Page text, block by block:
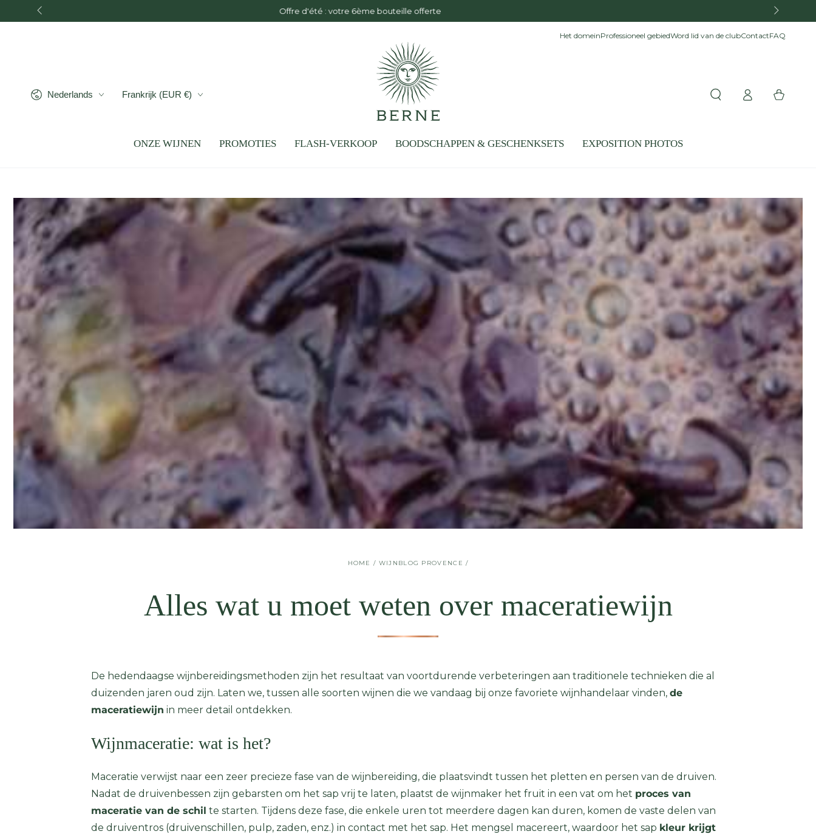
GA NAAR INHOUD GRATIS bezorging bij een aankoop van €150 in Frankrijk en €300 of meer in de Europese Unie
Het domeinProfessioneel gebiedWord lid van de clubContactFAQ
TaalNederlands Land/regio
Frankrijk (EUR €)
ONZE WIJNEN PROMOTIES FLASH-VERKOOP BOODSCHAPPEN & GESCHENKSETS EXPOSITION PHOTOS
Inloggen
Winkelwagen
HOME / WIJNBLOG PROVENCE /
Alles wat u moet weten over maceratiewijn
De hedendaagse wijnbereidingsmethoden zijn het resultaat van voortdurende verbeteringen aan traditionele technieken die al
duizenden jaren oud zijn. Laten we, tussen alle soorten wijnen die we vandaag bij onze favoriete wijnhandelaar vinden, de
maceratiewijn in meer detail ontdekken.
Wijnmaceratie: wat is het?
Maceratie verwijst naar een zeer precieze fase van de wijnbereiding, die plaatsvindt tussen het pletten en persen van de druiven.
Nadat de druivenbessen zijn gebarsten om het sap vrij te laten, plaatst de wijnmaker het fruit in een vat om het proces van
maceratie van de schil te starten. Tijdens deze fase, die enkele uren tot meerdere dagen kan duren, komen de vaste delen van
de druiventros (druivenschillen, pulp, zaden, enz.) in contact met het sap. Het mengsel macereert, waardoor het sap kleur krijgt